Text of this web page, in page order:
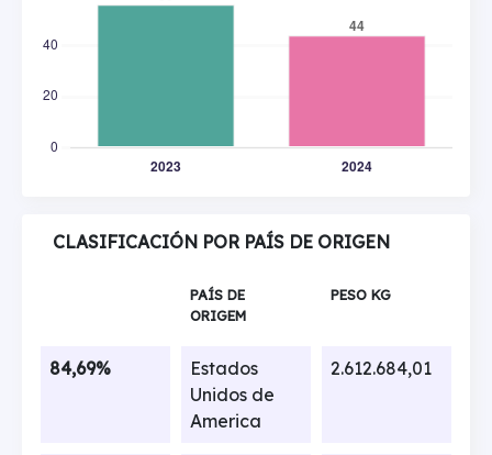
CLASIFICACIÓN POR PAÍS DE ORIGEN
PAÍS DE
ORIGEM
PESO KG
84,69%
Estados
Unidos de
America
2.612.684,01